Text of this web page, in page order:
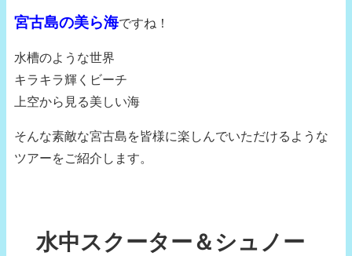
宮古島の美ら海ですね！
水槽のような世界
キラキラ輝くビーチ
上空から見る美しい海
そんな素敵な宮古島を皆様に楽しんでいただけるような
ツアーをご紹介します。
水中スクーター＆シュノー